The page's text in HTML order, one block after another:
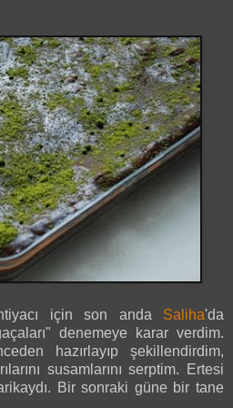
için son anda Saliha'da
denemeye karar verdim.
hazırlayıp şekillendirdim,
susamlarını serptim. Ertesi
Bir sonraki güne bir tane